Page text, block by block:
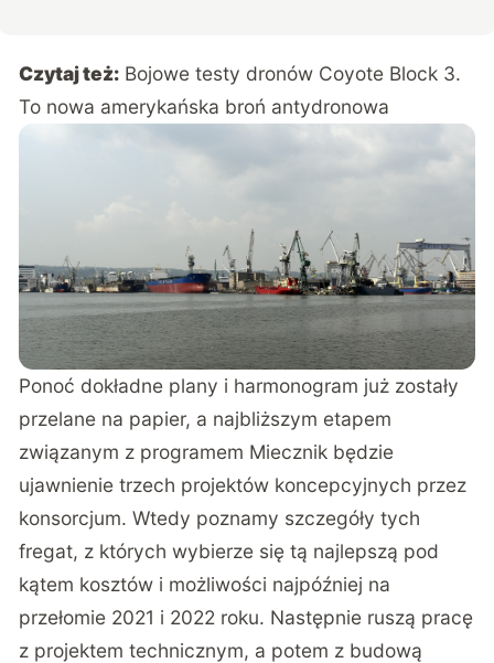
Czytaj też: Bojowe testy dronów Coyote Block 3.
To nowa amerykańska broń antydronowa
Ponoć dokładne plany i harmonogram już zostały
przelane na papier, a najbliższym etapem
związanym z programem Miecznik będzie
ujawnienie trzech projektów koncepcyjnych przez
konsorcjum. Wtedy poznamy szczegóły tych
fregat, z których wybierze się tą najlepszą pod
kątem kosztów i możliwości najpóźniej na
przełomie 2021 i 2022 roku. Następnie ruszą pracę
z projektem technicznym, a potem z budową